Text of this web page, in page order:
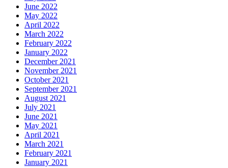
June 2022
May 2022
April 2022
March 2022
February 2022
January 2022
December 2021
November 2021
October 2021
September 2021
August 2021
July 2021
June 2021
May 2021
April 2021
March 2021
February 2021
January 2021